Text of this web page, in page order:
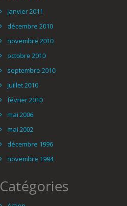
janvier 2011
décembre 2010
novembre 2010
octobre 2010
septembre 2010
juillet 2010
février 2010
mai 2006
mai 2002
décembre 1996
novembre 1994
Catégories